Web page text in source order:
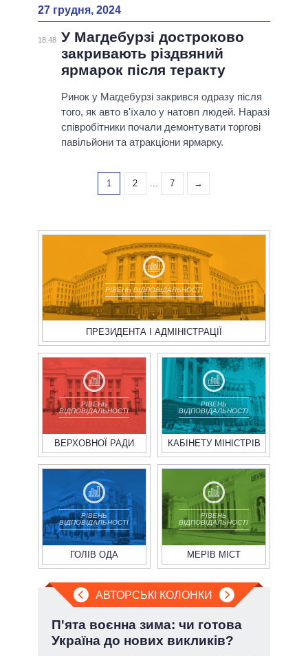
27 грудня, 2024
18:48 У Магдебурзі достроково
закривають різдвяний
ярмарок після теракту
Ринок у Магдебурзі закрився одразу після
того, як авто в'їхало у натовп людей. Наразі
співробітники почали демонтувати торгові
павільйони та атракціони ярмарку.
1 2 ... 7 →
РІВЕНЬ ВІДПОВІДАЛЬНОСТІ
ПРЕЗИДЕНТА І АДМІНІСТРАЦІЇ
РІВЕНЬ
ВІДПОВІДАЛЬНОСТІ
ВЕРХОВНОЇ РАДИ
РІВЕНЬ
ВІДПОВІДАЛЬНОСТІ
КАБІНЕТУ МІНІСТРІВ
РІВЕНЬ
ВІДПОВІДАЛЬНОСТІ
ГОЛІВ ОДА
РІВЕНЬ
ВІДПОВІДАЛЬНОСТІ
МЕРІВ МІСТ
АВТОРСЬКІ КОЛОНКИ
П'ята воєнна зима: чи готова
Україна до нових викликів?